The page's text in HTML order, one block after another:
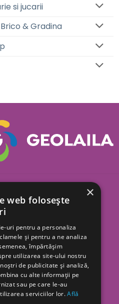
si jucarii
& Gradina
- Urziceni
Ilfov
08.00 - 18.00
08.00 - 15.00
închis
173
×
web folosește
uri pentru a personaliza
și pentru a ne analiza
împărtășim
utilizarea site-ului nostru
de publicitate și analiză,
cu alte informații pe
sau pe care le-au
serviciilor lor.Află